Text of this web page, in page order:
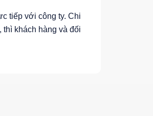
tiếp với công ty. Chi
thì khách hàng và đối